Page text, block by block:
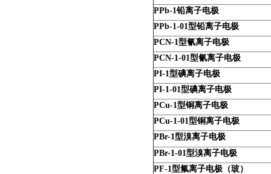
PPb-1铅离子电极
PPb-1-01型铅离子电极
PCN-1型氰离子电极
PCN-1-01型氰离子电极
PI-1型碘离子电极
PI-1-01型碘离子电极
PCu-1型铜离子电极
PCu-1-01型铜离子电极
PBr-1型溴离子电极
PBr-1-01型溴离子电极
PF-1型氟离子电极（玻）